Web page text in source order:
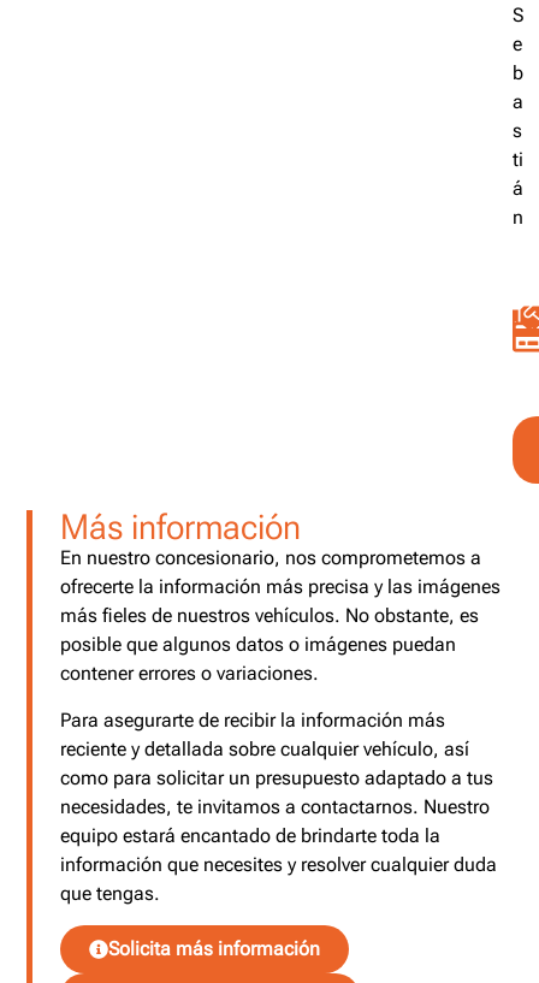
S
e
b
a
s
ti
á
n
Más información
En nuestro concesionario, nos comprometemos a
ofrecerte la información más precisa y las imágenes
más fieles de nuestros vehículos. No obstante, es
posible que algunos datos o imágenes puedan
contener errores o variaciones.
Para asegurarte de recibir la información más
reciente y detallada sobre cualquier vehículo, así
como para solicitar un presupuesto adaptado a tus
necesidades, te invitamos a contactarnos. Nuestro
equipo estará encantado de brindarte toda la
información que necesites y resolver cualquier duda
que tengas.
Solicita más información